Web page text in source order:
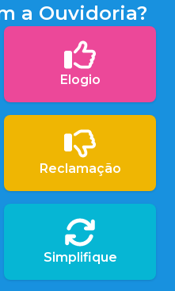
a Ouvidoria?
Elogio
Reclamação
Simplifique